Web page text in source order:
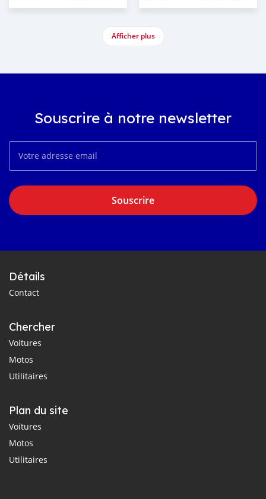
Afficher plus
Souscrire à notre newsletter
Souscrire
Détails
Contact
Chercher
Voitures
Motos
Utilitaires
Plan du site
Voitures
Motos
Utilitaires